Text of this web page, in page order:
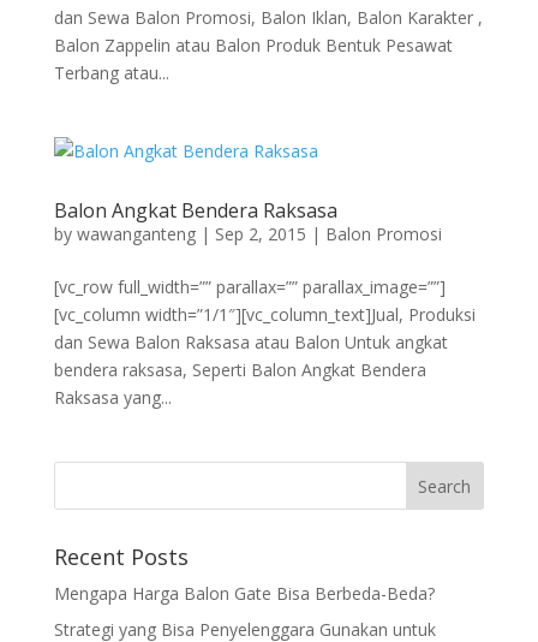
dan Sewa Balon Promosi, Balon Iklan, Balon Karakter ,
Balon Zappelin atau Balon Produk Bentuk Pesawat
Terbang atau...
Balon Angkat Bendera Raksasa
by wawanganteng| Sep 2, 2015 | Balon Promosi
[vc_row full_width=”” parallax=”” parallax_image=””]
[vc_column width=”1/1″][vc_column_text]Jual, Produksi
dan Sewa Balon Raksasa atau Balon Untuk angkat
bendera raksasa, Seperti Balon Angkat Bendera
Raksasa yang...
Recent Posts
Mengapa Harga Balon Gate Bisa Berbeda-Beda?
Strategi yang Bisa Penyelenggara Gunakan untuk